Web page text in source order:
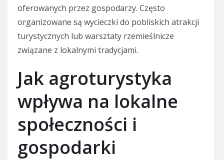
oferowanych przez gospodarzy. Często
organizowane są wycieczki do pobliskich atrakcji
turystycznych lub warsztaty rzemieślnicze
związane z lokalnymi tradycjami.
Jak agroturystyka
wpływa na lokalne
społeczności i
gospodarki